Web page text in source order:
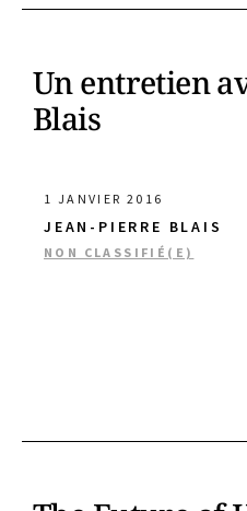
Un entretien
Blais
1 JANVIER 2016
JEAN-PIERRE BLAIS
NON CLASSIFIÉ(E)